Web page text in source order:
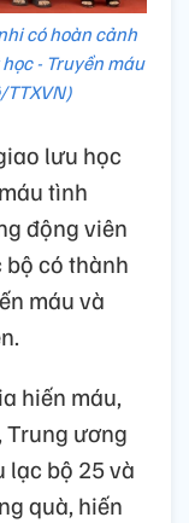
có hoàn cảnh
- Truyền máu
TTXVN)
lưu học
tình
động viên
có thành
máu và
hiến máu,
ương
lạc bộ 25 và
quà, hiến